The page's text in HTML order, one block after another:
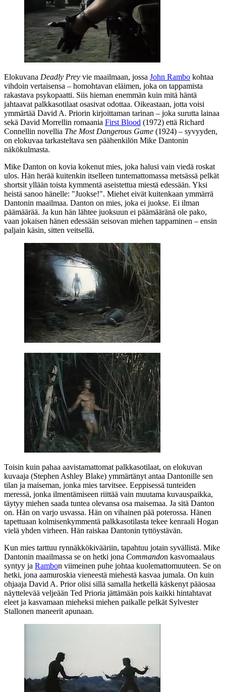
Elokuvana Deadly Prey vie maailmaan, jossa John Rambo kohtaa
vihdoin vertaisensa – homohtavan eläimen, joka on tappamista
rakastava psykopaatti. Siis hieman enemmän kuin mitä häntä
jahtaavat palkkasotilaat osasivat odottaa. Oikeastaan, jotta voisi
ymmärtää David A. Priorin kirjoittaman tarinan – joka surutta lainaa
sekä David Morrellin romaania First Blood (1972) että Richard
Connellin novellia The Most Dangerous Game (1924) – syvyyden,
on elokuvaa tarkasteltava sen päähenkilön Mike Dantonin
näkökulmasta.
Mike Danton on kovia kokenut mies, joka halusi vain viedä roskat
ulos. Hän herää kuitenkin itselleen tuntemattomassa metsässä pelkät
shortsit yllään toista kymmentä aseistettua miestä edessään. Yksi
heistä sanoo hänelle: "Juokse!". Miehet eivät kuitenkaan ymmärrä
Dantonin maailmaa. Danton on mies, joka ei juokse. Ei ilman
päämäärää. Ja kun hän lähtee juoksuun ei päämääränä ole pako,
vaan jokaisen hänen edessään seisovan miehen tappaminen – ensin
paljain käsin, sitten veitsellä.
Toisin kuin pahaa aavistamattomat palkkasotilaat, on elokuvan
kuvaaja (Stephen Ashley Blake) ymmärtänyt antaa Dantonille sen
tilan ja maiseman, jonka mies tarvitsee. Eeppisessä tunteiden
meressä, jonka ilmentämiseen riittää vain muutama kuvauspaikka,
täytyy miehen saada tuntea olevansa osa maisemaa. Ja sitä Danton
on. Hän on varjo usvassa. Hän on vihainen pää poterossa. Hänen
tapettuaan kolmisenkymmentä palkkasotilasta tekee kenraali Hogan
vielä yhden virheen. Hän raiskaa Dantonin tyttöystävän.
Kun mies tarttuu rynnäkkökivääriin, tapahtuu jotain syvällistä. Mike
Dantonin maailmassa se on hetki jona Commandon kasvomaalaus
syntyy ja Rambon viimeinen puhe johtaa kuolemattomuuteen. Se on
hetki, jona aamuroskia vieneestä miehestä kasvaa jumala. On kuin
ohjaaja David A. Prior olisi sillä samalla hetkellä käskenyt pääosaa
näyttelevää veljeään Ted Prioria jättämään pois kaikki hintahtavat
eleet ja kasvamaan mieheksi miehen paikalle pelkät Sylvester
Stallonen maneerit apunaan.